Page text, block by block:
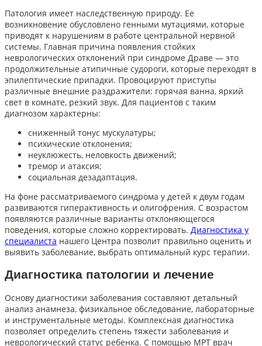
Патология имеет наследственную природу. Ее
возникновение обусловлено генными мутациями, которые
приводят к нарушениям в работе центральной нервной
системы. Главная причина появления стойких
неврологических отклонений при синдроме Драве — это
продолжительные атипичные судороги, которые переходят в
эпилептические припадки. Провоцируют приступы
различные внешние раздражители: горячая ванна, яркий
свет в комнате, резкий звук. Для пациентов с таким
диагнозом характерны:
сниженный тонус мускулатуры;
психические отклонения;
неуклюжесть, неловкость движений;
тремор и атаксия;
социальная дезадаптация.
На фоне рассматриваемого синдрома у детей к двум годам
развиваются гиперактивность и олигофрения. С возрастом
появляются различные варианты отклоняющегося
поведения, которые сложно корректировать. Диагностика у
специалиста нашего Центра позволит правильно оценить и
выявить заболевание, выбрать оптимальный курс терапии.
Диагностика патологии и лечение
Основу диагностики заболевания составляют детальный
анализ анамнеза, физикальное обследование, лабораторные
и инструментальные методы. Комплексная диагностика
позволяет определить степень тяжести заболевания и
неврологический статус ребенка. С помощью МРТ врач